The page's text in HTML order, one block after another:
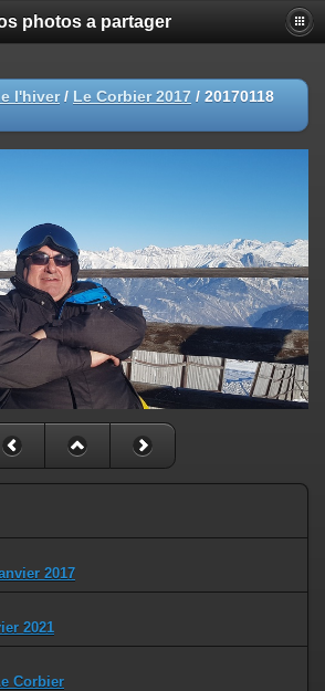
photos a partager
l'hiver/ Le Corbier 2017 / 20170118
2017
2021
Corbier